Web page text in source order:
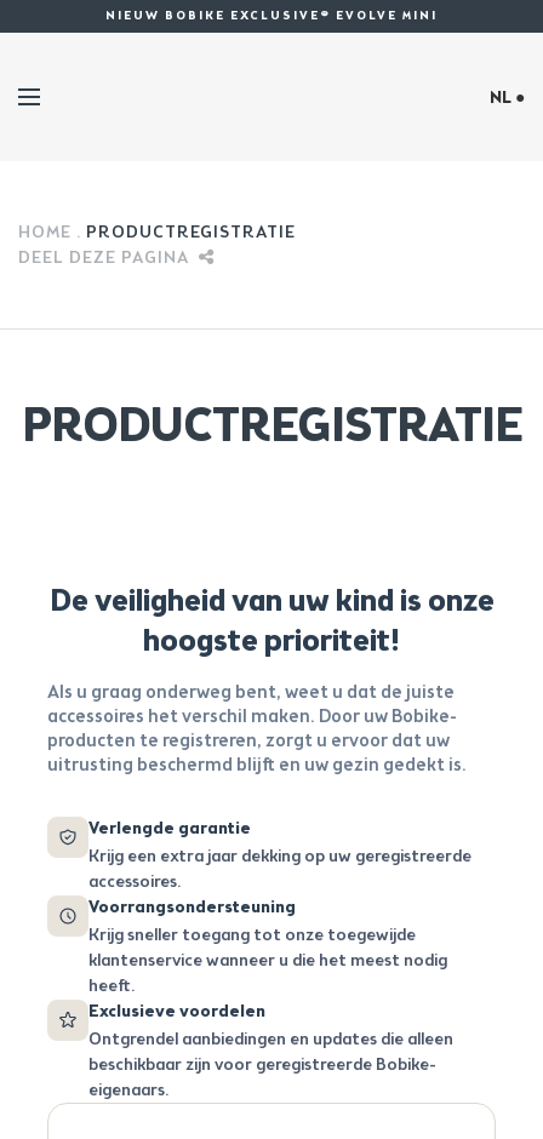
NIEUW BOBIKE EXCLUSIVE® EVOLVE MINI
NL ●
HOME
PRODUCTREGISTRATIE
DEEL DEZE PAGINA
PRODUCTREGISTRATIE
De veiligheid van uw kind is onze
hoogste prioriteit!
Als u graag onderweg bent, weet u dat de juiste
accessoires het verschil maken. Door uw Bobike-
producten te registreren, zorgt u ervoor dat uw
uitrusting beschermd blijft en uw gezin gedekt is.
Verlengde garantie
Krijg een extra jaar dekking op uw geregistreerde
accessoires.
Voorrangsondersteuning
Krijg sneller toegang tot onze toegewijde
klantenservice wanneer u die het meest nodig
heeft.
Exclusieve voordelen
Ontgrendel aanbiedingen en updates die alleen
beschikbaar zijn voor geregistreerde Bobike-
eigenaars.